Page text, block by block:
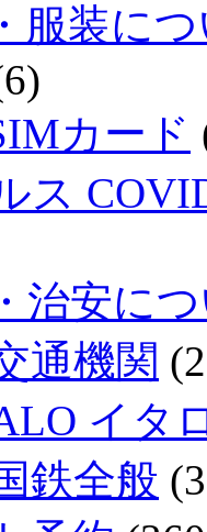
服装に
カード
ス
治安に
通機関
イタ
鉄全般